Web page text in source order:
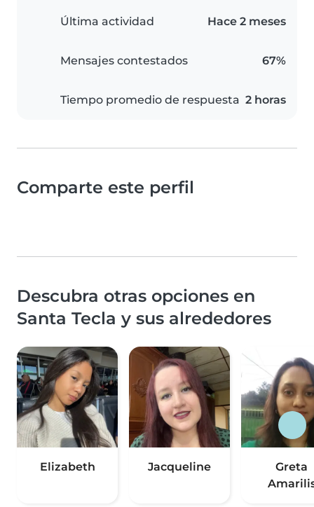
Última actividad Hace 2 meses
Mensajes contestados 67%
Tiempo promedio de respuesta 2 horas
Comparte este perfil
Descubra otras opciones en
Santa Tecla y sus alrededores
Elizabeth Jacqueline
Greta